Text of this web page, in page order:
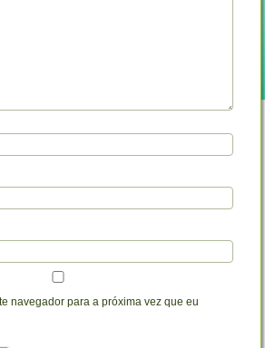
navegador para a próxima vez que eu